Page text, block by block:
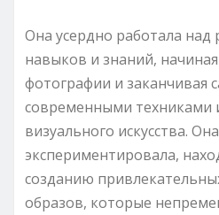
Она усердно работала над
навыков и знаний,
фотографии и заканчивая
современными техниками
визуального искусства.
экспериментировала,
созданию
образов, которые